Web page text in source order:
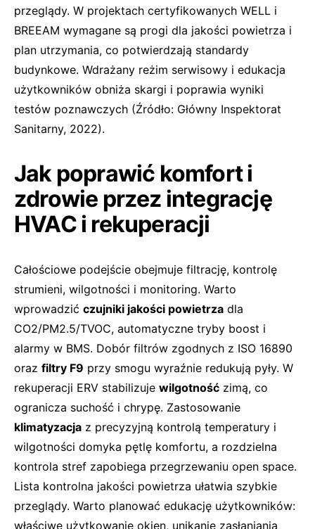
przeglądy. W projektach certyfikowanych WELL i
BREEAM wymagane są progi dla jakości powietrza i
plan utrzymania, co potwierdzają standardy
budynkowe. Wdrażany reżim serwisowy i edukacja
użytkowników obniża skargi i poprawia wyniki
testów poznawczych (Źródło: Główny Inspektorat
Sanitarny, 2022).
Jak poprawić komfort i
zdrowie przez integrację
HVAC i rekuperacji
Całościowe podejście obejmuje filtrację, kontrolę
strumieni, wilgotności i monitoring. Warto
wprowadzić czujniki jakości powietrza dla
CO2/PM2.5/TVOC, automatyczne tryby boost i
alarmy w BMS. Dobór filtrów zgodnych z ISO 16890
oraz filtry F9 przy smogu wyraźnie redukują pyły. W
rekuperacji ERV stabilizuje wilgotność zimą, co
ogranicza suchość i chrypę. Zastosowanie
klimatyzacja z precyzyjną kontrolą temperatury i
wilgotności domyka pętlę komfortu, a rozdzielna
kontrola stref zapobiega przegrzewaniu open space.
Lista kontrolna jakości powietrza ułatwia szybkie
przeglądy. Warto planować edukację użytkowników:
właściwe użytkowanie okien, unikanie zasłaniania